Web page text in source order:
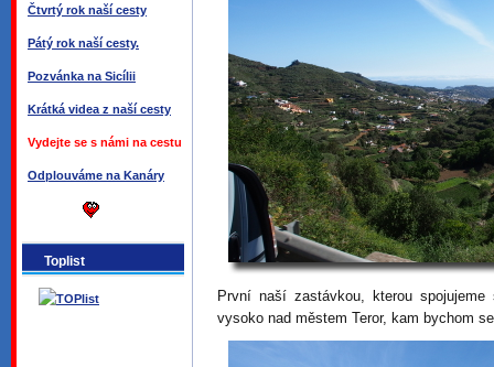
Čtvrtý rok naší cesty
Pátý rok naší cesty.
Pozvánka na Sicílii
Krátká videa z naší cesty
Vydejte se s námi na cestu
Odplouváme na Kanáry
Toplist
První naší zastávkou, kterou
vysoko nad městem Teror, kam bychom